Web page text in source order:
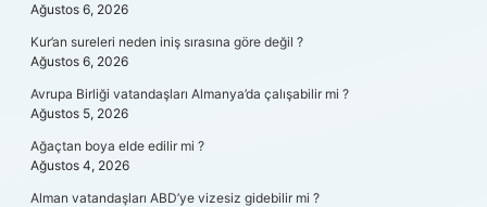
Ağustos 6, 2026
Kur’an sureleri neden iniş sırasına göre değil ?
Ağustos 6, 2026
Avrupa Birliği vatandaşları Almanya’da çalışabilir mi ?
Ağustos 5, 2026
Ağaçtan boya elde edilir mi ?
Ağustos 4, 2026
Alman vatandaşları ABD’ye vizesiz gidebilir mi ?